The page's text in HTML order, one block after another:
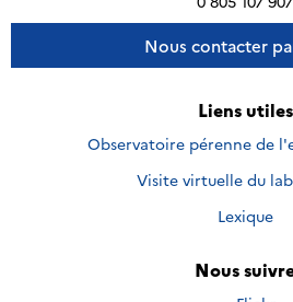
Nous contacter
Liens utiles
Observatoire pérenne de
Visite virtuelle du
Lexique
Nous